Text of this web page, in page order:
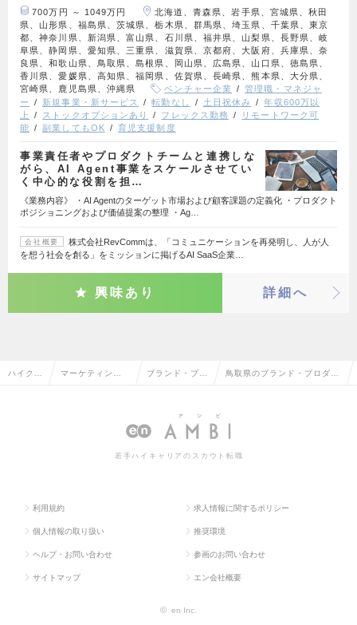
700万円 ～ 1049万円
北海道、青森県、岩手県、宮城県、秋田
県、山形県、福島県、茨城県、栃木県、群馬県、埼玉県、千葉県、東京
都、神奈川県、新潟県、富山県、石川県、福井県、山梨県、長野県、岐
阜県、静岡県、愛知県、三重県、滋賀県、京都府、大阪府、兵庫県、奈
良県、和歌山県、鳥取県、島根県、岡山県、広島県、山口県、徳島県、
香川県、愛媛県、高知県、福岡県、佐賀県、長崎県、熊本県、大分県、
宮崎県、鹿児島県、沖縄県
ベンチャー企業
管理職・マネジャ
ー
新規事業・新サービス 転勤なし 土日祝休み
年収600万以
上
ストックオプションあり フレックス勤務
リモートワーク可
能
副業してもOK 育児支援制度
事業責任者やプロダクトチームと連携しな
がら、AI Agent事業をスケールさせてい
く中心的な役割を担…
《業務内容》 ・AI Agentのターゲット市場および顧客課題の定義化 ・プロダクト
ポジショニングおよび価値提案の整理 ・Ag…
会社概要
株式会社RevCommは、「コミュニケーションを再発明し、人が人
を想う社会を創る」をミッションに掲げるAI SaaS企業…
興味あり 詳細へ
ハイクラ マーケティン ブランド・プロ
ャー
鳥取県のブランド・プロダク
情報一覧
若手ハイキャリアのスカウト転職
利用規約 求人情報に関するポリシー
個人情報の取り扱い 推奨環境
ヘルプ・お問い合わせ 参画のお問い合わせ
サイトマップ エン会社概要
© en Inc.